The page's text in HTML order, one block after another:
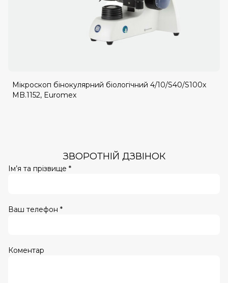
Мікроскоп бінокулярний біологічний 4/10/S40/S100x
MB.1152, Euromex
ЗВОРОТНІЙ ДЗВІНОК
Ім’я та прізвище *
Ваш телефон *
Коментар